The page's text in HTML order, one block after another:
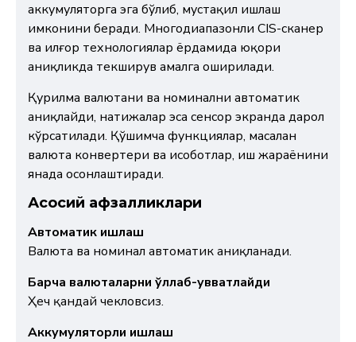
аккумуляторга эга бўлиб, мустақил ишлаш
имконини беради. Многодиапазонли CIS-сканер
ва илғор технологиялар ёрдамида юқори
аниқликда текширув амалга оширилади.
Қурилма валютани ва номинални автоматик
аниқлайди, натижалар эса сенсор экранда дарҳол
кўрсатилади. Қўшимча функциялар, масалан
валюта конвертери ва ҳисоботлар, иш жараёнини
янада осонлаштиради.
Асосий афзалликлари
Автоматик ишлаш
Валюта ва номинал автоматик аниқланади.
Барча валюталарни қўллаб-қувватлайди
Ҳеч қандай чекловсиз.
Аккумуляторли ишлаш